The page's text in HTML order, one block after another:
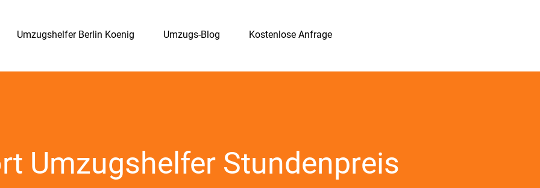
Umzugshelfer Berlin Koenig Umzugs-Blog Kostenlose Anfrage
Umzugshelfer Stundenpreis